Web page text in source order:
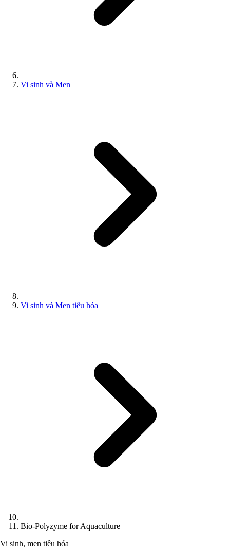
Vi sinh và Men
Vi sinh và Men tiêu hóa
Bio-Polyzyme for Aquaculture
Vi sinh, men tiêu hóa